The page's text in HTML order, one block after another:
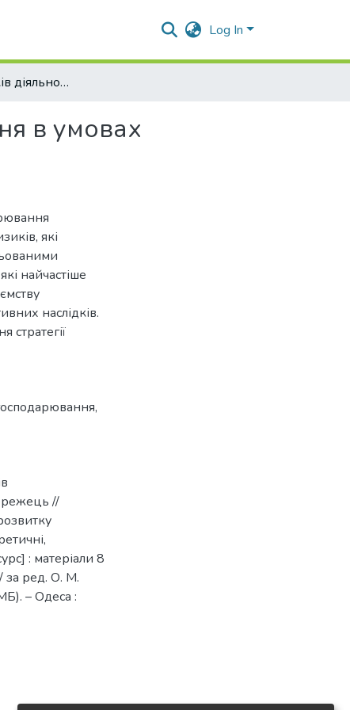
Log In
Система ризиків діяльності суб’єктів господарювання в умовах воєнного стану
в умовах
які
найчастіше
наслідків.
стратегії
,
//
: матеріали 8
за ред. О. М.
– Одеса :